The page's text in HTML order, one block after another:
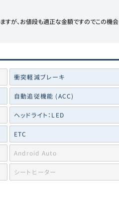
すが、お値段も適正な金額ですのでこの機会
衝突軽減ブレーキ
自動追従機能 (ACC)
ヘッドライト：LED
ETC
Android Auto
シートヒーター